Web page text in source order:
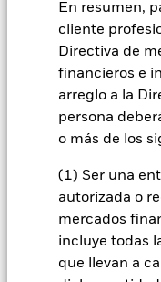
En resumen,
cliente
Directiva de
financieros e
arreglo a la
persona
o más de los
(1) Ser una
autorizada o
mercados
incluye todas
que llevan a
Nuestra compañía
El Fondo tiene por
inversión a través de
capital y rendimientos
invierte al menos el 70
renta variable (como
mundo cuya actividad
investigación, el
futuras tecnologías de
las energías
autónomos o
normales del
valores de renta
pequeña
obtiene multiplicando